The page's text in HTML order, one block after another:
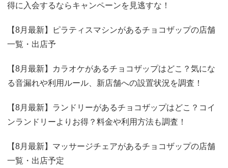
得に入会するならキャンペーンを見逃すな！
【8月最新】ピラティスマシンがあるチョコザップの店舗
一覧・出店予
【8月最新】カラオケがあるチョコザップはどこ？気にな
る音漏れや利用ルール、新店舗への設置状況を調査！
【8月最新】ランドリーがあるチョコザップはどこ？コイ
ンランドリーよりお得？料金や利用方法も調査！
【8月最新】マッサージチェアがあるチョコザップの店舗
一覧・出店予定